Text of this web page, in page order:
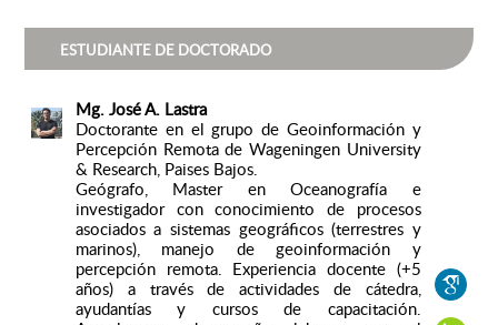
ESTUDIANTE DE DOCTORADO
Mg. José A. Lastra
Doctorante en el grupo de Geoinformación y
Percepción Remota de Wageningen University
& Research, Paises Bajos.
Geógrafo, Master en Oceanografía e
investigador con conocimiento de procesos
asociados a sistemas geográficos (terrestres y
marinos), manejo de geoinformación y
percepción remota. Experiencia docente (+5
años) a través de actividades de cátedra,
ayudantías y cursos de capacitación.